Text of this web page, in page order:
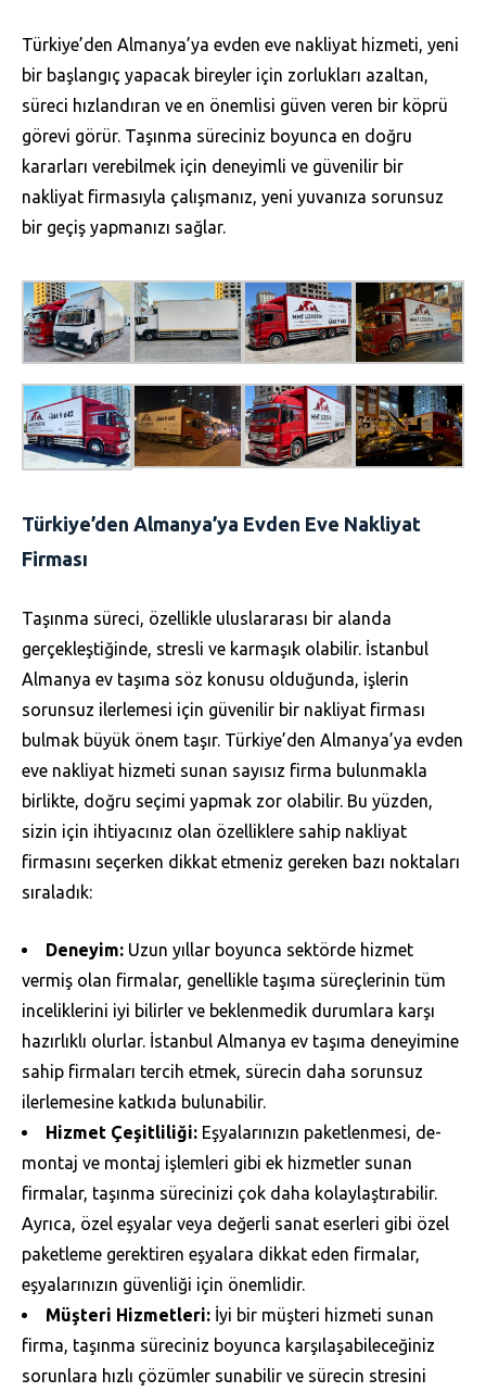
Türkiye’den Almanya’ya evden eve nakliyat hizmeti, yeni
bir başlangıç yapacak bireyler için zorlukları azaltan,
süreci hızlandıran ve en önemlisi güven veren bir köprü
görevi görür. Taşınma süreciniz boyunca en doğru
kararları verebilmek için deneyimli ve güvenilir bir
nakliyat firmasıyla çalışmanız, yeni yuvanıza sorunsuz
bir geçiş yapmanızı sağlar.
Türkiye’den Almanya’ya Evden Eve Nakliyat
Firması
Taşınma süreci, özellikle uluslararası bir alanda
gerçekleştiğinde, stresli ve karmaşık olabilir. İstanbul
Almanya ev taşıma söz konusu olduğunda, işlerin
sorunsuz ilerlemesi için güvenilir bir nakliyat firması
bulmak büyük önem taşır. Türkiye’den Almanya’ya evden
eve nakliyat hizmeti sunan sayısız firma bulunmakla
birlikte, doğru seçimi yapmak zor olabilir. Bu yüzden,
sizin için ihtiyacınız olan özelliklere sahip nakliyat
firmasını seçerken dikkat etmeniz gereken bazı noktaları
sıraladık:
Deneyim: Uzun yıllar boyunca sektörde hizmet
vermiş olan firmalar, genellikle taşıma süreçlerinin tüm
inceliklerini iyi bilirler ve beklenmedik durumlara karşı
hazırlıklı olurlar. İstanbul Almanya ev taşıma deneyimine
sahip firmaları tercih etmek, sürecin daha sorunsuz
ilerlemesine katkıda bulunabilir.
Hizmet Çeşitliliği: Eşyalarınızın paketlenmesi, de-
montaj ve montaj işlemleri gibi ek hizmetler sunan
firmalar, taşınma sürecinizi çok daha kolaylaştırabilir.
Ayrıca, özel eşyalar veya değerli sanat eserleri gibi özel
paketleme gerektiren eşyalara dikkat eden firmalar,
eşyalarınızın güvenliği için önemlidir.
Müşteri Hizmetleri: İyi bir müşteri hizmeti sunan
firma, taşınma süreciniz boyunca karşılaşabileceğiniz
sorunlara hızlı çözümler sunabilir ve sürecin stresini